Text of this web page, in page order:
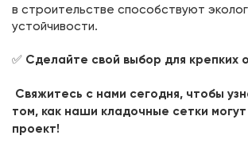
в строительстве способствуют
устойчивости.
✅ Сделайте свой выбор для крепких
Свяжитесь с нами сегодня, чтобы
том, как наши кладочные сетки
проект!